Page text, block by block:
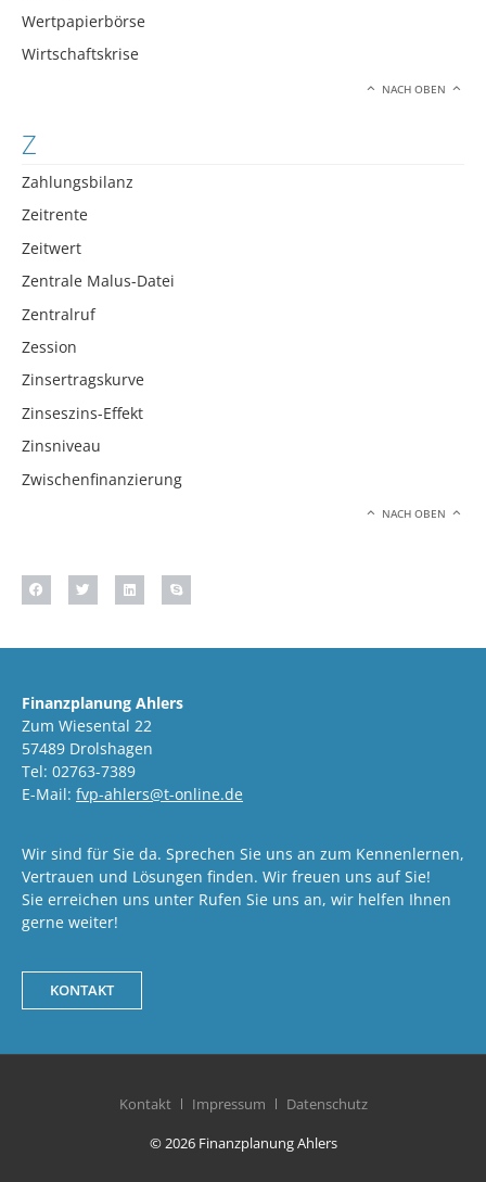
Wertpapierbörse
Wirtschaftskrise
NACH OBEN
Z
Zahlungsbilanz
Zeitrente
Zeitwert
Zentrale Malus-Datei
Zentralruf
Zession
Zinsertragskurve
Zinseszins-Effekt
Zinsniveau
Zwischenfinanzierung
NACH OBEN
Finanzplanung Ahlers
Zum Wiesental 22
57489 Drolshagen
Tel: 02763-7389
E-Mail: fvp-ahlers@t-online.de
Wir sind für Sie da. Sprechen Sie uns an zum Kennenlernen,
Vertrauen und Lösungen finden. Wir freuen uns auf Sie!
Sie erreichen uns unter Rufen Sie uns an, wir helfen Ihnen
gerne weiter!
KONTAKT
Kontakt Impressum
Datenschutz
© 2026 Finanzplanung Ahlers